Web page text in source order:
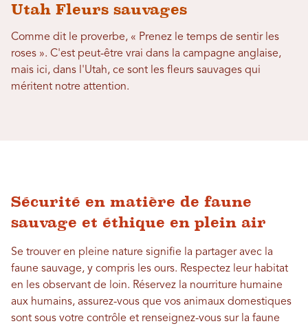
Utah Fleurs sauvages
Comme dit le proverbe, « Prenez le temps de sentir les
roses ». C'est peut-être vrai dans la campagne anglaise,
mais ici, dans l'Utah, ce sont les fleurs sauvages qui
méritent notre attention.
Sécurité en matière de faune
sauvage et éthique en plein air
Se trouver en pleine nature signifie la partager avec la
faune sauvage, y compris les ours. Respectez leur habitat
en les observant de loin. Réservez la nourriture humaine
aux humains, assurez-vous que vos animaux domestiques
sont sous votre contrôle et renseignez-vous sur la faune